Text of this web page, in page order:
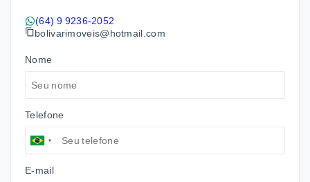
(64) 9 9236-2052
bolivarimoveis@hotmail.com
Nome
Telefone
E-mail